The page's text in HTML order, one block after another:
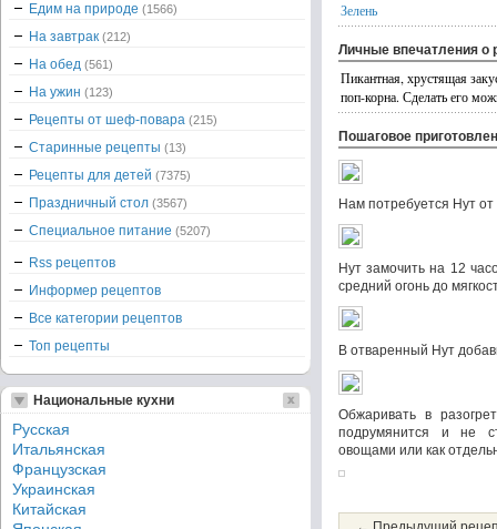
Зелень
Личные впечатления о
Пикантная, хрустящая
поп-корна. Сделать его
Пошаговое
Нам потребуется Нут
Нут замочить на 12
средний огонь до
В отваренный Нут
Обжаривать в
подрумянится и не
овощами или как
Едим на природе (1566)
На завтрак (212)
На обед (561)
На ужин (123)
Рецепты от шеф-повара (215)
Старинные рецепты (13)
Рецепты для детей (7375)
Праздничный стол (3567)
Специальное питание (5207)
Rss рецептов
Информер рецептов
Все категории рецептов
Топ рецепты
Национальные кухни
Русская
Итальянская
Французская
Украинская
Китайская